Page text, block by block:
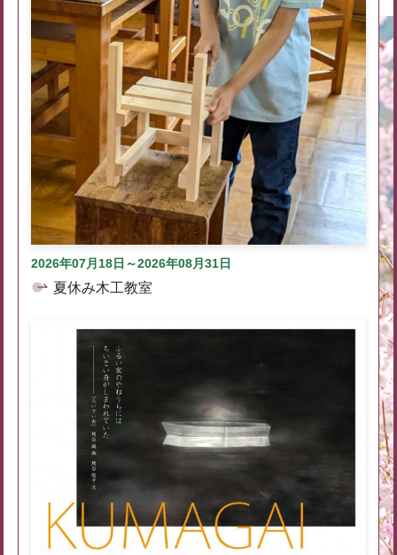
2026年07月18日～2026年08月31日
夏休み木工教室